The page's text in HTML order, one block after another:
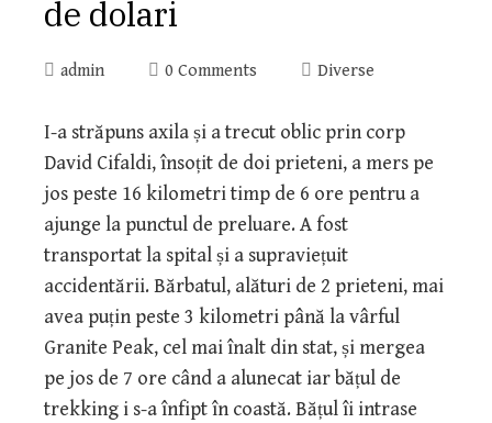
de dolari
admin 0 Comments Diverse
I-a străpuns axila și a trecut oblic prin corp
David Cifaldi, însoțit de doi prieteni, a mers pe
jos peste 16 kilometri timp de 6 ore pentru a
ajunge la punctul de preluare. A fost
transportat la spital și a supraviețuit
accidentării. Bărbatul, alături de 2 prieteni, mai
avea puțin peste 3 kilometri până la vârful
Granite Peak, cel mai înalt din stat, și mergea
pe jos de 7 ore când a alunecat iar bățul de
trekking i s-a înfipt în coastă. Bățul îi intrase